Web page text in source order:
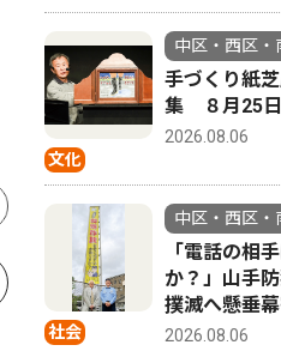
本牧の暑い夏、始ま
神社のお馬流し
文化
中区・西区・
手づくり紙
集 ８月25日
2026.08.06
社会
中区・西区・
「電話の相
か？」山手
撲滅へ懸垂
2026.08.06